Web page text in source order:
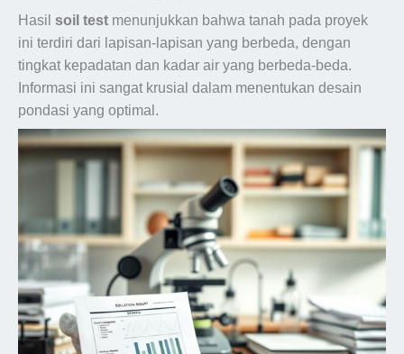
Hasil soil test menunjukkan bahwa tanah pada proyek
ini terdiri dari lapisan-lapisan yang berbeda, dengan
tingkat kepadatan dan kadar air yang berbeda-beda.
Informasi ini sangat krusial dalam menentukan desain
pondasi yang optimal.